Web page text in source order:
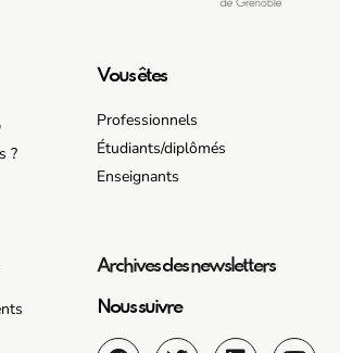
?
Vous êtes
Professionnels
Étudiants/diplômés
Enseignants
Archives des newsletters
Nous suivre